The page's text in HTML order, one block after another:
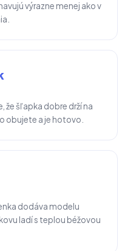
výrazne menej ako v
že šľapka dobre drží na
obujete a je hotovo.
dodáva modelu
ladí s teplou béžovou